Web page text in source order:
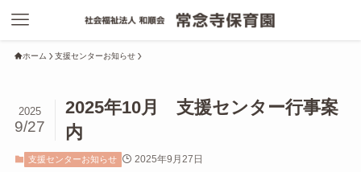
ホーム 支援センターお知らせ
2025年10月 支援センター行事案
内
2025
9/27
支援センターお知らせ 2025年9月27日